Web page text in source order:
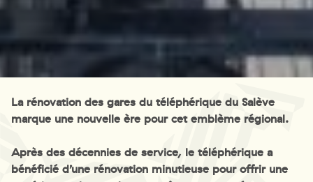
La rénovation des gares du téléphérique du Salève
marque une nouvelle ère pour cet emblème régional.
Après des décennies de service, le téléphérique a
bénéficié d’une rénovation minutieuse pour offrir une